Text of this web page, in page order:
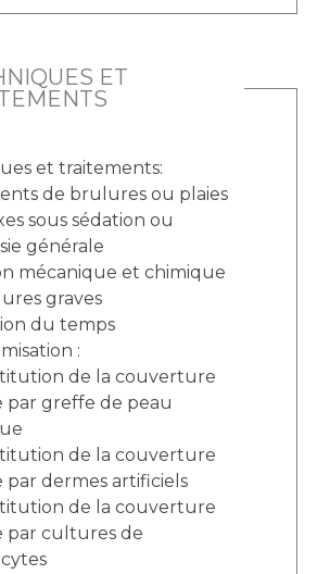
ET
et traitements:
de brulures ou plaies
sous sédation ou
générale
mécanique et chimique
graves
du temps
:
de la couverture
par greffe de peau
de la couverture
par dermes artificiels
de la couverture
par cultures de